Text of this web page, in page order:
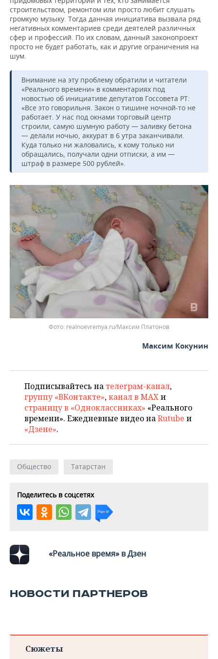
строительством, ремонтом или просто любит слушать
громкую музыку. Тогда данная инициатива вызвала ряд
негативных комментариев среди деятелей различных
сфер и профессий. По их словам, данный законопроект
просто не будет работать, как и другие ограничения на
шум.
Внимание на эту проблему обратили и читатели
«Реального времени» в комментариях под
новостью об инициативе депутатов Госсовета РТ:
«Все это говорильня. Закон о тишине ночной-то не
работает. У нас под окнами торговый центр
строили, самую шумную работу — заливку бетона
— делали ночью, аккурат в 6 утра заканчивали.
Куда только ни жаловались, к кому только ни
обращались, получали одни отписки, а им —
штраф в размере 500 рублей».
realnoevremya.ru/Максим Платонов
Максим Кокунин
Подписывайтесь на телеграм-канал,
группу «ВКонтакте»,канал в MAXи
страницу в «Одноклассниках» «Реального
времени». Ежедневные видео наRutube и
«Дзене».
Общество Татарстан
Поделитесь в соцсетях
«Реальное время» в Дзен
НОВОСТИ ПАРТНЕРОВ
Сюжеты